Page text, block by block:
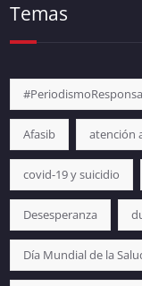
Temas
Afasib atención
covid-19 y suicidio
Desesperanza
Día Mundial de la